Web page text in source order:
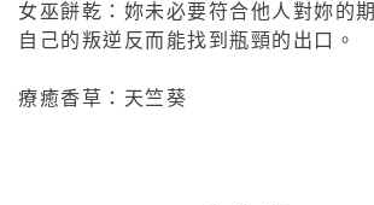
女巫餅乾：妳未必要符合他人對妳的
自己的叛逆反而能找到瓶頸的出口。
療癒香草：天竺葵